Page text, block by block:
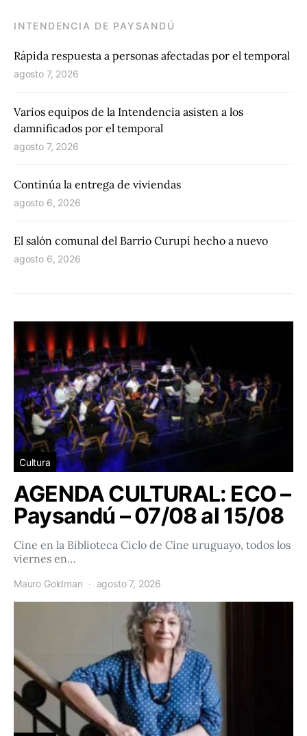
INTENDENCIA DE PAYSANDÚ
Rápida respuesta a personas afectadas por el temporal
agosto 7, 2026
Varios equipos de la Intendencia asisten a los
damnificados por el temporal
agosto 7, 2026
Continúa la entrega de viviendas
agosto 6, 2026
El salón comunal del Barrio Curupí hecho a nuevo
agosto 6, 2026
Cultura
AGENDA CULTURAL: ECO –
Paysandú – 07/08 al 15/08
Cine en la Biblioteca Ciclo de Cine uruguayo, todos los
viernes en…
Mauro Goldman agosto 7, 2026